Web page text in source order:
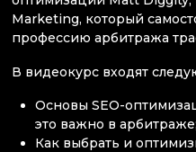
Marketing, который
профессию арбитража
В видеокурс входят
Основы SEO-
это важно в арбитраже;
Как выбрать и